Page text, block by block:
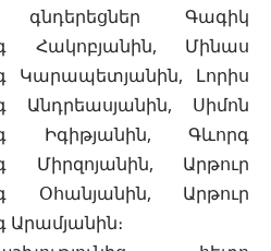
գնդերեցներ Գագիկ
Հակոբյանին, Մինաս
Կարապետյանին, Լորիս
Անդրեասյանին, Սիմոն
Իգիթյանին, Գևորգ
Միրզոյանին, Արթուր
Օհանյանին, Արթուր